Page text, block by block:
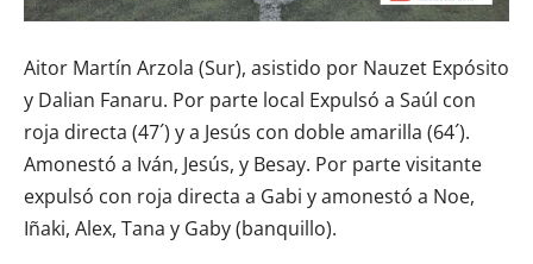
Aitor Martín Arzola (Sur), asistido por Nauzet Expósito
y Dalian Fanaru. Por parte local Expulsó a Saúl con
roja directa (47´) y a Jesús con doble amarilla (64´).
Amonestó a Iván, Jesús, y Besay. Por parte visitante
expulsó con roja directa a Gabi y amonestó a Noe,
Iñaki, Alex, Tana y Gaby (banquillo).